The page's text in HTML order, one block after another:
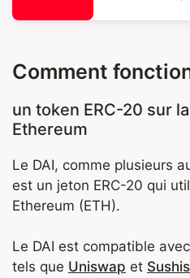
Comment
un token ERC-20 sur
Ethereum
Le DAI, comme plusieurs
est un jeton ERC-20 qui
Ethereum (ETH).
Le DAI est compatible
tels que Uniswap et